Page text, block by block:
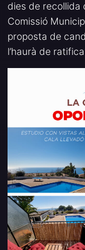
dies de recollida
Comissió
proposta de
l’haurà de